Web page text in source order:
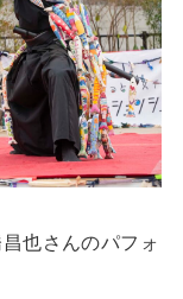
也さんのパフォ